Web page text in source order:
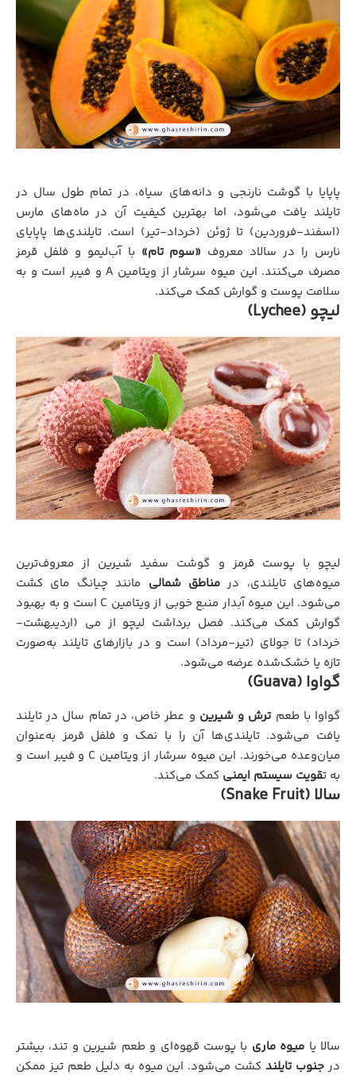
پاپایا با گوشت نارنجی و دانه‌های سیاه، در تمام طول سال در
تایلند یافت می‌شود، اما بهترین کیفیت آن در ماه‌های مارس
(اسفند-فروردین) تا ژوئن (خرداد-تیر) است. تایلندی‌ها پاپایای
نارس را در سالاد معروف «سوم تام» با آب‌لیمو و فلفل قرمز
مصرف می‌کنند. این میوه سرشار از ویتامین A و فیبر است و به
سلامت پوست و گوارش کمک می‌کند.
لیچو (Lychee)
لیچو با پوست قرمز و گوشت سفید شیرین از معروف‌ترین
میوه‌های تایلندی، درمناطق شمالی مانند چیانگ مای کشت
می‌شود. این میوه آبدار منبع خوبی از ویتامین C است و به بهبود
گوارش کمک می‌کند. فصل برداشت لیچو از می (اردیبهشت-
خرداد) تا جولای (تیر-مرداد) است و در بازارهای تایلند به‌صورت
تازه یا خشک‌شده عرضه می‌شود.
گواوا (Guava)
گواوا با طعم ترش و شیرین و عطر خاص، در تمام سال در تایلند
یافت می‌شود. تایلندی‌ها آن را با نمک و فلفل قرمز به‌عنوان
میان‌وعده می‌خورند. این میوه سرشار از ویتامین C و فیبر است و
به تقویت سیستم ایمنی کمک می‌کند.
سالا (Snake Fruit)
سالا یا میوه ماری با پوست قهوه‌ای و طعم شیرین و تند، بیشتر
در جنوب تایلندکشت می‌شود. این میوه به دلیل طعم تیز ممکن